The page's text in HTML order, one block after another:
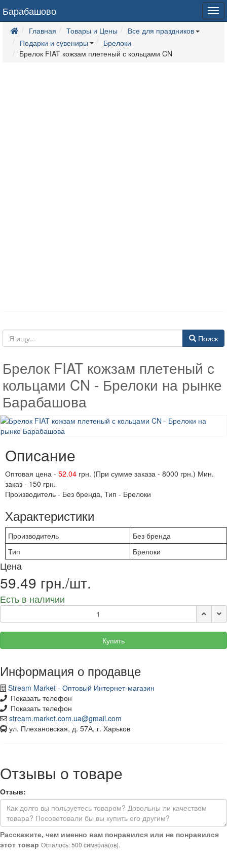
Барабашово
Главная Товары и Цены
Все для праздников
Подарки и сувениры
Брелоки
Брелок FIAT кожзам плетеный с кольцами CN
Поиск
Брелок FIAT кожзам плетеный с
кольцами CN - Брелоки на рынке
Барабашова
Описание
Оптовая цена - 52.04 грн. (При сумме заказа - 8000 грн.) Мин.
заказ - 150 грн.
Производитель - Без бренда, Тип - Брелоки
Характеристики
Производитель
Без бренда
Тип
Брелоки
Цена
59.49 грн./шт.
Есть в наличии
Купить
Информация о продавце
Stream Market - Оптовый Интернет-магазин
Показать телефон
Показать телефон
stream.market.com.ua@gmail.com
ул. Плехановская, д. 57А, г. Харьков
Отзывы о товаре
Отзыв:
Расскажите, чем именно вам понравился или не понравился
этот товар Осталось: 500 символа(ов).